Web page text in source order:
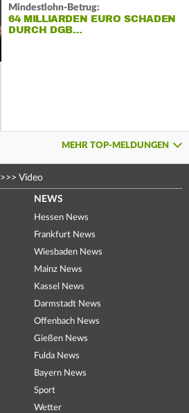
Mindestlohn-Betrug:
64 MILLIARDEN EURO SCHADEN
DURCH DGB…
MEHR TOP-MELDUNGEN
>>> Video
NEWS
Hessen News
Frankfurt News
Wiesbaden News
Mainz News
Kassel News
Darmstadt News
Offenbach News
Gießen News
Fulda News
Bayern News
Sport
Wetter